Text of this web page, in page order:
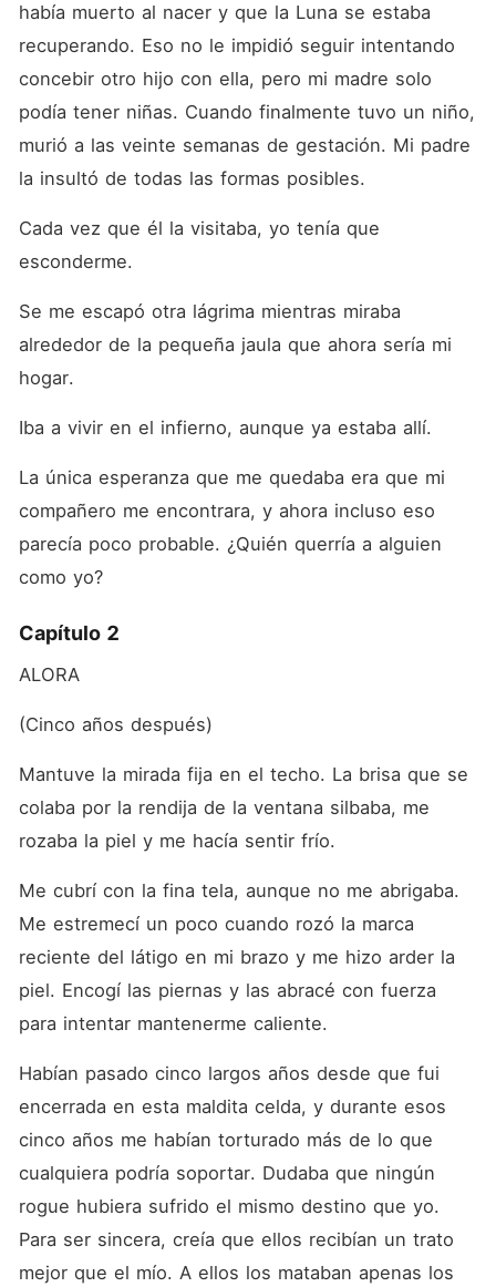
había muerto al nacer y que la Luna se estaba
recuperando. Eso no le impidió seguir intentando
concebir otro hijo con ella, pero mi madre solo
podía tener niñas. Cuando finalmente tuvo un niño,
murió a las veinte semanas de gestación. Mi padre
la insultó de todas las formas posibles.
Cada vez que él la visitaba, yo tenía que
esconderme.
Se me escapó otra lágrima mientras miraba
alrededor de la pequeña jaula que ahora sería mi
hogar.
Iba a vivir en el infierno, aunque ya estaba allí.
La única esperanza que me quedaba era que mi
compañero me encontrara, y ahora incluso eso
parecía poco probable. ¿Quién querría a alguien
como yo?
Capítulo 2
ALORA
(Cinco años después)
Mantuve la mirada fija en el techo. La brisa que se
colaba por la rendija de la ventana silbaba, me
rozaba la piel y me hacía sentir frío.
Me cubrí con la fina tela, aunque no me abrigaba.
Me estremecí un poco cuando rozó la marca
reciente del látigo en mi brazo y me hizo arder la
piel. Encogí las piernas y las abracé con fuerza
para intentar mantenerme caliente.
Habían pasado cinco largos años desde que fui
encerrada en esta maldita celda, y durante esos
cinco años me habían torturado más de lo que
cualquiera podría soportar. Dudaba que ningún
rogue hubiera sufrido el mismo destino que yo.
Para ser sincera, creía que ellos recibían un trato
mejor que el mío. A ellos los mataban apenas los